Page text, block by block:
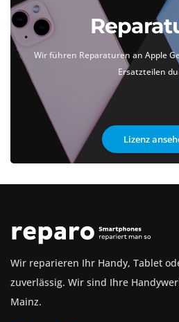
Wir führen Reparaturen an Apple
Ersatzteilen
Lizenz
Wir reparieren Ihr Handy, Tablet
zuverlässig. Wir sind Ihre
Mainz.